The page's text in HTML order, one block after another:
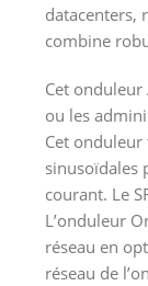
datacenters,
combine
Cet onduleur
ou les
Cet
sinusoïdales
courant. Le
L’onduleur
réseau en
réseau de